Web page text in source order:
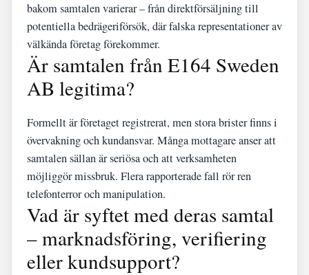
bakom samtalen varierar – från direktförsäljning till
potentiella bedrägeriförsök, där falska representationer av
välkända företag förekommer.
Är samtalen från E164 Sweden
AB legitima?
Formellt är företaget registrerat, men stora brister finns i
övervakning och kundansvar. Många mottagare anser att
samtalen sällan är seriösa och att verksamheten
möjliggör missbruk. Flera rapporterade fall rör ren
telefonterror och manipulation.
Vad är syftet med deras samtal
– marknadsföring, verifiering
eller kundsupport?